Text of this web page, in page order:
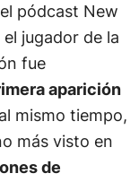
pódcast New
jugador de la
fue
aparición
mismo tiempo,
más visto en
de